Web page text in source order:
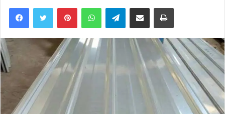
PinterestWhatsAppTelegramShare via Email Print